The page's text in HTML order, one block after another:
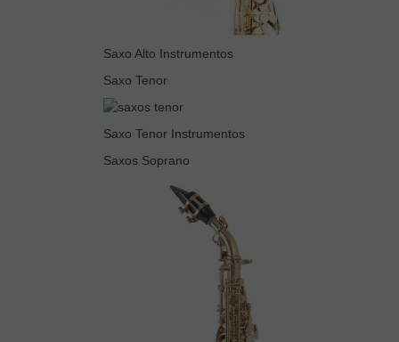
Saxo Alto Instrumentos
Saxo Tenor
Saxo Tenor Instrumentos
Saxos Soprano